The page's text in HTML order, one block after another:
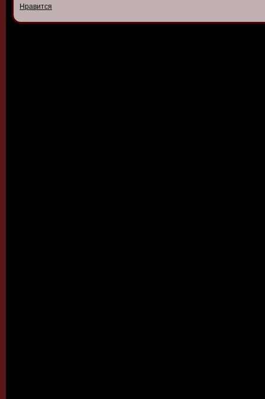
Нравится